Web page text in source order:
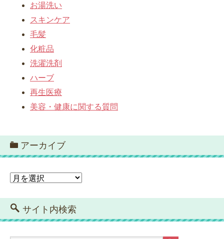
お湯洗い
スキンケア
毛髪
化粧品
洗濯洗剤
ハーブ
再生医療
美容・健康に関する質問
アーカイブ
ア
カ
イ
ブ
サイト内検索